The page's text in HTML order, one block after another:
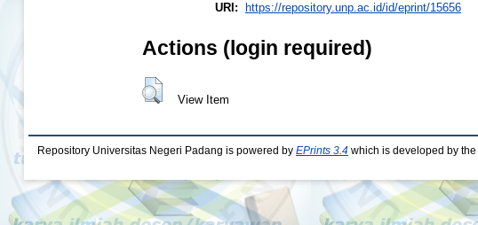
URI:
https://repository.unp.ac.id/id/eprint/15656
Actions (login required)
View Item
Repository Universitas Negeri Padang is powered by EPrints 3.4 which is developed by the